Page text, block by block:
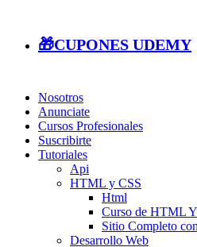
🎁CUPONES UDEMY
Nosotros
Anunciate
Cursos Profesionales
Suscribirte
Tutoriales
Api
HTML y CSS
Html
Curso de HTML
Sitio Completo
Desarrollo Web